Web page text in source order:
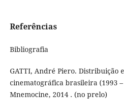
Referências
Bibliografia
GATTI, André Piero. Distribuição
cinematográfica brasileira (1993 –
Mnemocine, 2014 . (no prelo)